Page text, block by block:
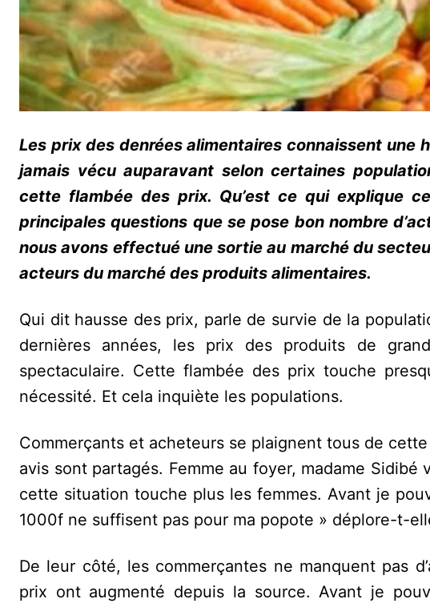
Les prix des denrées alimentaires connaissent une
jamais vécu auparavant selon certaines
cette flambée des prix. Qu’est ce qui explique
principales questions que se pose bon nombre
nous avons effectué une sortie au marché du
acteurs du marché des produits alimentaires.
Qui dit hausse des prix, parle de survie de la
dernières années, les prix des produits de
spectaculaire. Cette flambée des prix touche
nécessité. Et cela inquiète les populations.
Commerçants et acheteurs se plaignent tous de
avis sont partagés. Femme au foyer, madame
cette situation touche plus les femmes. Avant je
1000f ne suffisent pas pour ma popote » déplore-t-
De leur côté, les commerçantes ne manquent pas
prix ont augmenté depuis la source. Avant je